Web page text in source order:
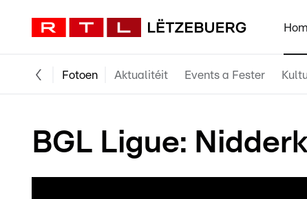
Fotoen Aktualitéit Events a Fester
BGL Ligue: